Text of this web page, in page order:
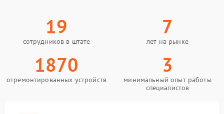
19
сотрудников в штате
7
лет на рынке
1870
отремонтированных устройств
3
минимальный опыт работы
специалистов